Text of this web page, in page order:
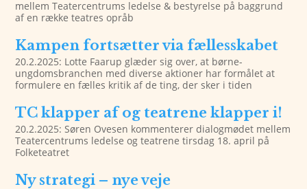
mellem Teatercentrums ledelse & bestyrelse på baggrund
af en række teatres opråb
Kampen fortsætter via fællesskabet
20.2.2025: Lotte Faarup glæder sig over, at børne-
ungdomsbranchen med diverse aktioner har formålet at
formulere en fælles kritik af de ting, der sker i tiden
TC klapper af og teatrene klapper i!
20.2.2025: Søren Ovesen kommenterer dialogmødet mellem
Teatercentrums ledelse og teatrene tirsdag 18. april på
Folketeatret
Ny strategi – nye veje